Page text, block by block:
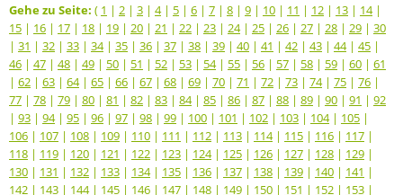
Gehe zu Seite: ( 1 | 2 | 3 | 4| 5 | 6 | 7 | 8 | 9 | 10 | 11 | 12 | 13 | 14|
15 | 16 | 17 | 18 | 19 | 20 | 21 | 22 | 23 | 24| 25 | 26 | 27 | 28 | 29 | 30
| 31 | 32 | 33 | 34| 35 | 36 | 37 | 38 | 39 | 40 | 41 | 42 | 43 | 44| 45 |
46 | 47 | 48 | 49 | 50 | 51 | 52 | 53 | 54| 55 | 56 | 57 | 58 | 59 | 60 | 61
| 62 | 63 | 64| 65 | 66 | 67 | 68 | 69 | 70 | 71 | 72 | 73 | 74| 75 | 76 |
77 | 78 | 79 | 80 | 81 | 82 | 83 | 84| 85 | 86 | 87 | 88 | 89 | 90 | 91 | 92
| 93 | 94| 95 | 96 | 97 | 98 | 99 | 100 | 101 | 102 | 103 | 104| 105 |
106 | 107 | 108 | 109 | 110 | 111 | 112 | 113 | 114| 115 | 116 | 117 |
118 | 119 | 120 | 121 | 122 | 123 | 124| 125 | 126 | 127 | 128 | 129 |
130 | 131 | 132 | 133 | 134| 135 | 136 | 137 | 138 | 139 | 140 | 141 |
142 | 143 | 144| 145 | 146 | 147 | 148 | 149 | 150 | 151 | 152 | 153 |